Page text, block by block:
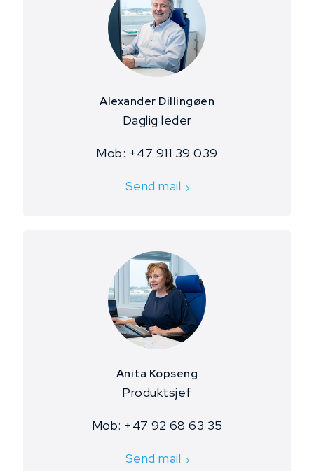
Alexander Dillingøen
​Daglig leder
Mob: +47 911 39 039
Send mail
Anita Kopseng
​Produktsjef
Mob: +47 92 68 63 35
Send mail